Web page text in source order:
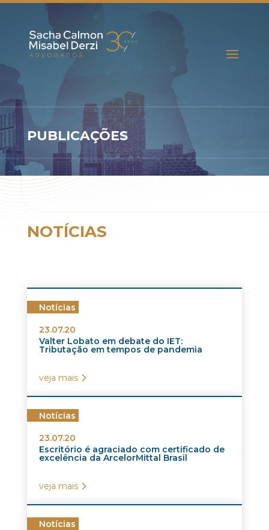
PUBLICAÇÕES
NOTÍCIAS
Notícias
23.07.20
Valter Lobato em debate do IET:
Tributação em tempos de pandemia
veja mais
Notícias
23.07.20
Escritório é agraciado com certificado de
excelência da ArcelorMittal Brasil
veja mais
Notícias